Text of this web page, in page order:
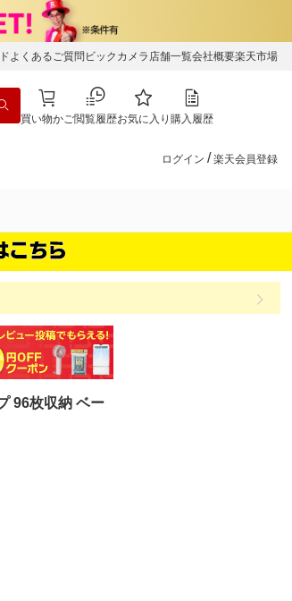
よくあるご質問 ビックカメラ店舗一覧会社概要楽天市場
買い物かご閲覧履歴お気に入り 購入履歴
ログイン / 楽天会員登録
96枚収納 ベー